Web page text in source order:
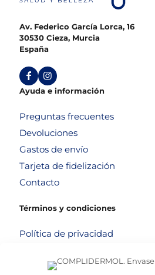
Av. Federico García Lorca, 16
30530 Cieza, Murcia
España
Ayuda e información
Preguntas frecuentes
Devoluciones
Gastos de envío
Tarjeta de fidelización
Contacto
Términos y condiciones
Política de privacidad
Aviso legal